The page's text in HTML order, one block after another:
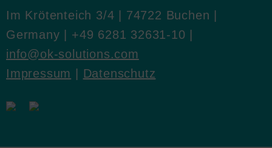
Im Krötenteich 3/4 | 74722 Buchen |
Germany | +49 6281 32631-10 |
info@ok‑solutions.com
Impressum
Datenschutz